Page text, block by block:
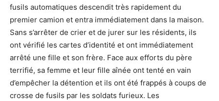
fusils automatiques descendit très rapidement du
premier camion et entra immédiatement dans la maison.
Sans s’arrêter de crier et de jurer sur les résidents, ils
ont vérifié les cartes d’identité et ont immédiatement
arrêté une fille et son frère. Face aux efforts du père
terrifié, sa femme et leur fille aînée ont tenté en vain
d’empêcher la détention et ils ont été frappés à coups de
crosse de fusils par les soldats furieux. Les